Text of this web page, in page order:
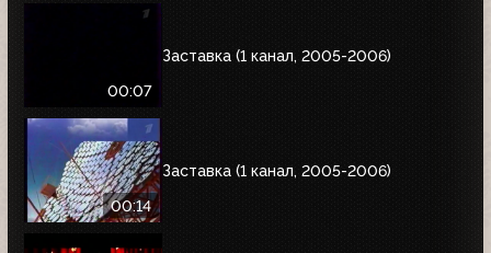
00:07
Заставка (1 канал, 2005-2006)
00:14
Заставка (1 канал, 2005-2006)